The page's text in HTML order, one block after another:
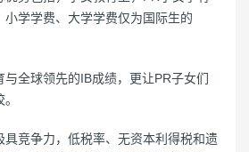
学学费、大学学费仅为国际生的
全球领先的IB成绩，更让PR子女们
具竞争力，低税率、无资本利得税和遗